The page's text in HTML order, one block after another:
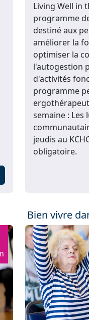
Living Well in
programme
destiné aux
améliorer la
optimiser la
l'autogestion
d'activités
programme
semaine : Les
jeudis au
obligatoire.
Bien vivre